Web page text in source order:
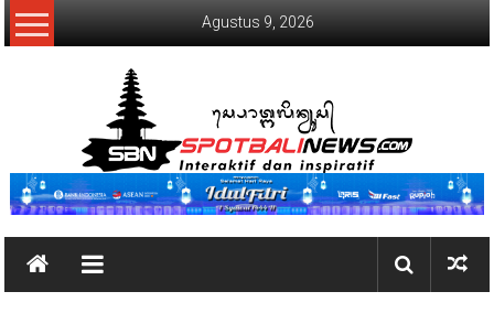
Lompat
ke
Agustus 9, 2026
SpotBaliNews